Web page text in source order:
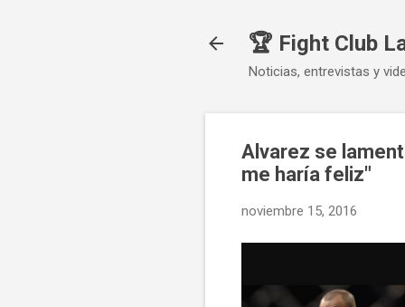
🏆 Fight Club
Noticias, entrevistas y
Alvarez se
me haría feliz"
noviembre 15, 2016